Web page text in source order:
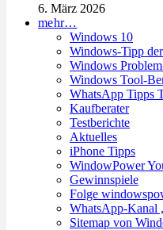
6. März 2026
mehr…
Windows 10
Windows-Tipp
Windows
Windows Tool-
WhatsApp Tipps
Kaufberater
Testberichte
Aktuelles
iPhone Tipps
WindowPower
Gewinnspiele
Folge
WhatsApp-Kanal
Sitemap von